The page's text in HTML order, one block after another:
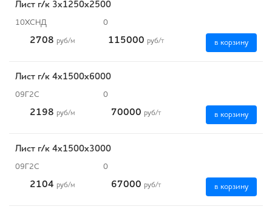
Лист г/к 3х1250х2500
10ХСНД 0
2708 руб/м 115000 руб/т в корзину
Лист г/к 4х1500х6000
09Г2С 0
2198 руб/м 70000 руб/т в корзину
Лист г/к 4х1500х3000
09Г2С 0
2104 руб/м 67000 руб/т в корзину